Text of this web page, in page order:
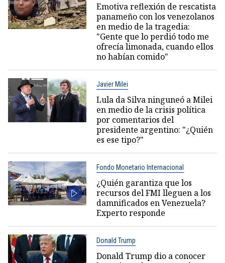
Emotiva reflexión de rescatista
panameño con los venezolanos
en medio de la tragedia:
"Gente que lo perdió todo me
ofrecía limonada, cuando ellos
no habían comido"
Javier Milei
Lula da Silva ninguneó a Milei
en medio de la crisis política
por comentarios del
presidente argentino: "¿Quién
es ese tipo?"
Fondo Monetario Internacional
¿Quién garantiza que los
recursos del FMI lleguen a los
damnificados en Venezuela?
Experto responde
Donald Trump
Donald Trump dio a conocer